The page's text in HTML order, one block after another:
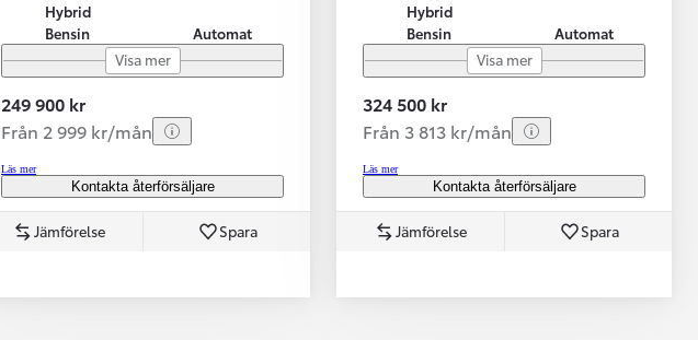
Hybrid
Bensin
Automat
Visa mer
249 900 kr
Från 2 999 kr/mån
Läs mer
Kontakta återförsäljare
Jämförelse Spara
Hybrid
Bensin
Automat
Visa mer
324 500 kr
Från 3 813 kr/mån
Läs mer
Kontakta återförsäljare
Jämförelse Spara